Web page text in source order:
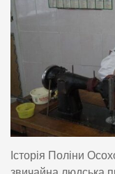
Історія Поліни